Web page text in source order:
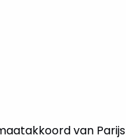
van Parijs